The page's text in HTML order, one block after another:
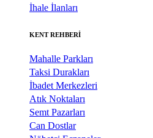
İhale İlanları
KENT REHBERİ
Mahalle Parkları
Taksi Durakları
İbadet Merkezleri
Atık Noktaları
Semt Pazarları
Can Dostlar